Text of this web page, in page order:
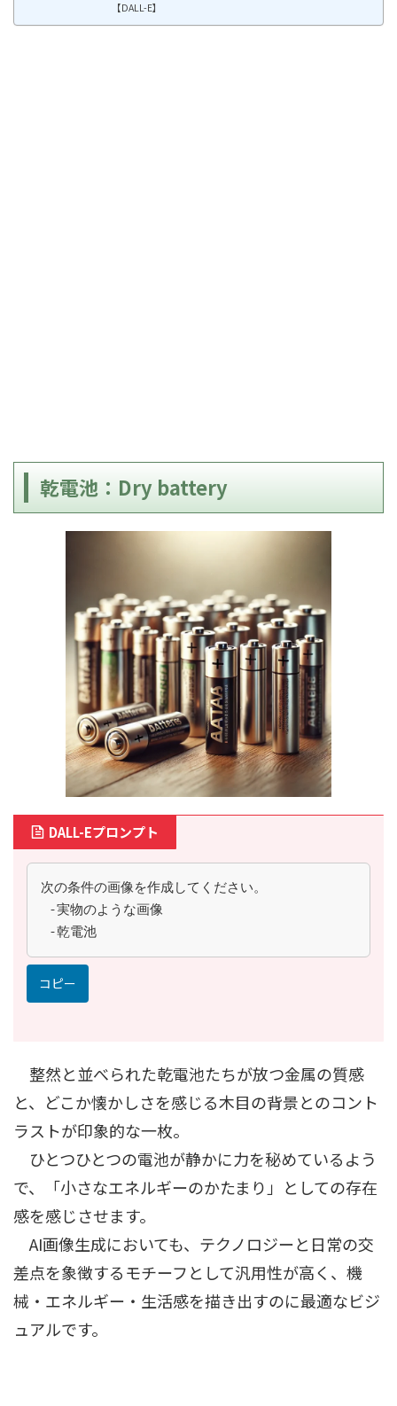
【DALL-E】
乾電池：Dry battery
DALL-Eプロンプト
次の条件の画像を作成してください。
-実物のような画像
-乾電池
コピー
整然と並べられた乾電池たちが放つ金属の質感
と、どこか懐かしさを感じる木目の背景とのコント
ラストが印象的な一枚。
ひとつひとつの電池が静かに力を秘めているよう
で、「小さなエネルギーのかたまり」としての存在
感を感じさせます。
AI画像生成においても、テクノロジーと日常の交
差点を象徴するモチーフとして汎用性が高く、機
械・エネルギー・生活感を描き出すのに最適なビジ
ュアルです。